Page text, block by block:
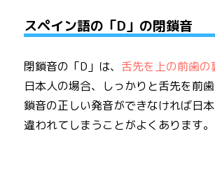
スペイン語の「D」の閉鎖音
閉鎖音の「D」は、 舌先を上の前歯
日本人の場合、しっかりと舌先を前
鎖音の正しい発音ができなければ日
違われてしまうことがよくあります。